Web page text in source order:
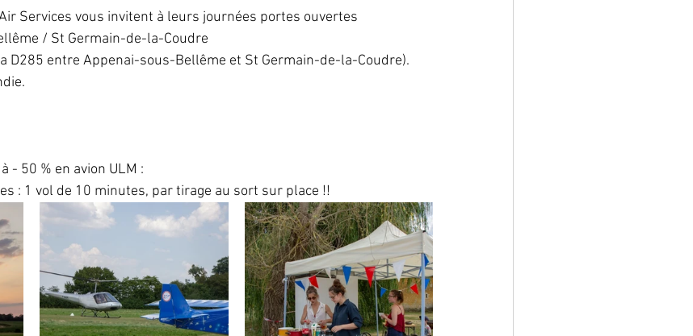
Services vous invitent à leurs journées portes ouvertes
/ St Germain-de-la-Coudre
D285 entre Appenai-sous-Bellême et St Germain-de-la-Coudre).
- 50 % en avion ULM :
: 1 vol de 10 minutes, par tirage au sort sur place !!